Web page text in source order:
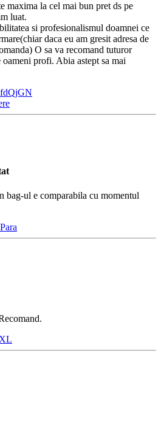
maxima la cel mai bun pret ds pe
luat.
si profesionalismul doamnei ce
daca eu am gresit adresa de
O sa va recomand tuturor
profi. Abia astept sa mai
bag-ul e comparabila cu momentul